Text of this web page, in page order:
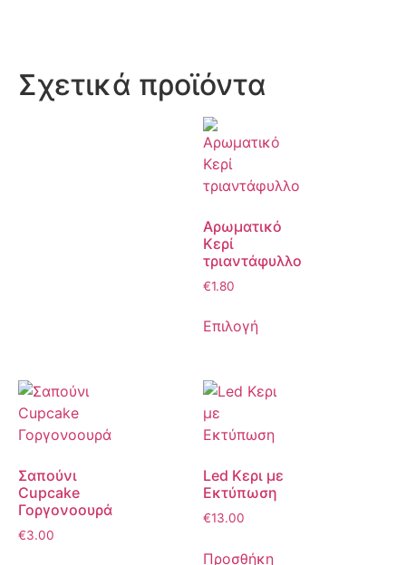
Σχετικά προϊόντα
Αρωματικό
Κερί
τριαντάφυλλο
€1.80
Επιλογή
Σαπούνι
Cupcake
Γοργονοουρά
€3.00
Led Κερι με
Εκτύπωση
€13.00
Προσθήκη